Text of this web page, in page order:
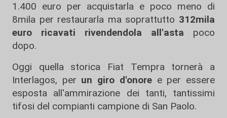
1.400 euro per acquistarla e poco meno di
8mila per restaurarla ma soprattutto 312mila
euro ricavati rivendendola all'asta poco
dopo.
Oggi quella storica Fiat Tempra tornerà a
Interlagos, per un giro d'onoree per essere
esposta all'ammirazione dei tanti, tantissimi
tifosi del compianti campione di San Paolo.